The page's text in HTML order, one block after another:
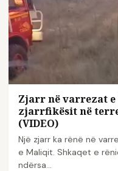
Zjarr në varrezat
zjarrfikësit në
(VIDEO)
Një zjarr ka rënë në
e Maliqit. Shkaqet e
ndërsa…